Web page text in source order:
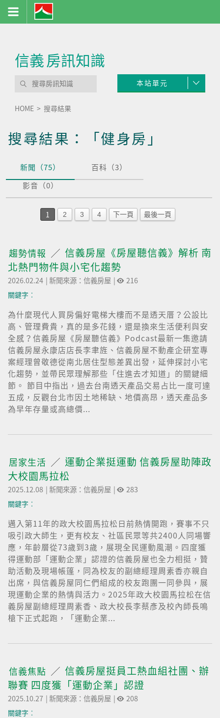
信義房訊知識
本站單元
HOME 搜尋結果
搜尋結果：「健身房」
新聞（75）
百科（3）
影音（0）
1 2 3 4 下一頁 最後一頁
趨勢情報
信義房屋《房屋聽信義》解析 南
北熱門物件與小宅化趨勢
2026.02.24 |新聞來源：信義房屋 | 216
關鍵字︰
為什麼現代人買房偏好電梯大樓而不是透天厝？公設比
高、管理費貴，真的是多花錢，還是換來生活便利與安
全感？信義房屋《房屋聽信義》Podcast最新一集邀請
信義房屋永康店店長李聿旌、信義房屋不動產企研室專
案經理曾敬德從南北居住型態差異出發，延伸探討小宅
化趨勢，並帶民眾理解那些「住進去才知道」的關鍵細
節。 節目中指出，過去台南透天產品交易占比一度可達
五成，反觀台北市因土地稀缺、地價高昂，透天產品多
為早年存量或高總價...
居家生活
運動企業挺運動 信義房屋助陣政
大校園馬拉松
2025.12.08 |新聞來源：信義房屋 | 283
關鍵字︰
邁入第11年的政大校園馬拉松日前熱情開跑，賽事不只
吸引政大師生，更有校友、社區民眾等共2400人同場響
應，年齡層從73歲到3歲，展現全民運動風潮。四度獲
得運動部「運動企業」認證的信義房屋也全力相挺，贊
助活動及現場帳篷，同為校友的副總經理周素香亦親自
出席，與信義房屋同仁們組成的校友跑團一同參與，展
現運動企業的熱情與活力。2025年政大校園馬拉松在信
義房屋副總經理周素香、政大校長李蔡彥及校內師長鳴
槍下正式起跑，「運動企業...
信義焦點
信義房屋挺員工熱血組社團、辦
聯賽 四度獲「運動企業」認證
2025.10.27 |新聞來源：信義房屋 | 208
關鍵字︰